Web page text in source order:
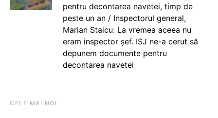
pentru decontarea navetei, timp de
peste un an / Inspectorul general,
Marian Staicu: La vremea aceea nu
eram inspector șef. ISJ ne-a cerut să
depunem documente pentru
decontarea navetei
CELE MAI NOI